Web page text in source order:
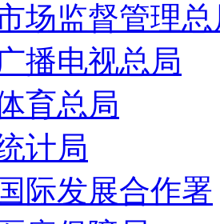
场监督管理
播电视总局
育总局
计局
际发展合作署